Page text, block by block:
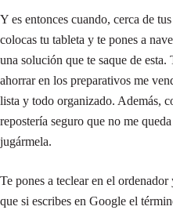
Y es entonces cuando, cerca de
colocas tu tableta y te pones a
una solución que te saque de
ahorrar en los preparativos me
lista y todo organizado. Además,
repostería seguro que no me
jugármela.
Te pones a teclear en el ordenador
que si escribes en Google el